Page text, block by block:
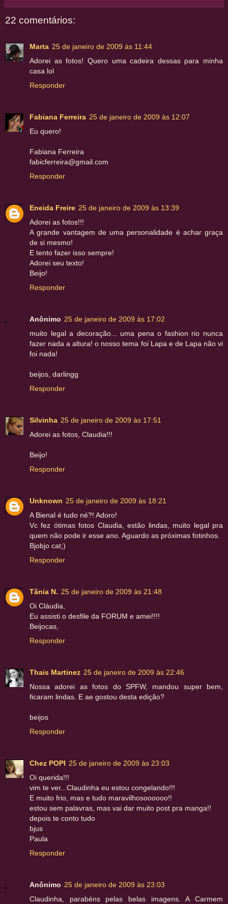
22 comentários:
Marta 25 de janeiro de 2009 às 11:44
Adorei as fotos! Quero uma cadeira dessas para minha
casa lol
Responder
Fabiana Ferreira 25 de janeiro de 2009 às 12:07
Eu quero!
Fabiana Ferreira
fabicferreira@gmail.com
Responder
Eneida Freire 25 de janeiro de 2009 às 13:39
Adorei as fotos!!!
A grande vantagem de uma personalidade é achar graça
de si mesmo!
E tento fazer isso sempre!
Adorei seu texto!
Beijo!
Responder
Anônimo 25 de janeiro de 2009 às 17:02
muito legal a decoração... uma pena o fashion rio nunca
fazer nada a altura! o nosso tema foi Lapa e de Lapa não vi
foi nada!
beijos, darlingg
Responder
Silvinha 25 de janeiro de 2009 às 17:51
Adorei as fotos, Claudia!!!
Beijo!
Responder
Unknown 25 de janeiro de 2009 às 18:21
A Bienal é tudo né?! Adoro!
Vc fez ótimas fotos Claudia, estão lindas, muito legal pra
quem não pode ir esse ano. Aguardo as próximas fotinhos.
Bjobjo cat;)
Responder
Tânia N. 25 de janeiro de 2009 às 21:48
Oi Cláudia,
Eu assisti o desfile da FORUM e amei!!!!
Beijocas,
Responder
Thais Martinez 25 de janeiro de 2009 às 22:46
Nossa adorei as fotos do SPFW, mandou super bem,
ficaram lindas. E ae gostou desta edição?
beijos
Responder
Chez POPI 25 de janeiro de 2009 às 23:03
Oi querida!!!
vim te ver...Claudinha eu estou congelando!!!
E muito frio, mas e tudo maravilhosoooooo!!
estou sem palavras, mas vai dar muito post pra manga!!
depois te conto tudo
bjus
Paula
Responder
Anônimo 25 de janeiro de 2009 às 23:03
Claudinha, parabéns pelas belas imagens. A Carmem